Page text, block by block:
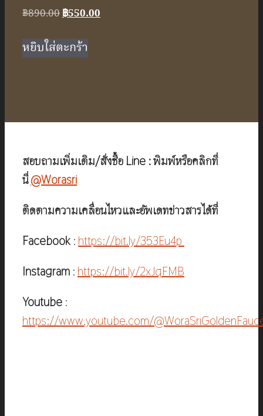
฿890.00Original
was:
฿890.00.
฿550.00
หยิบใส่ตะกร้า
สอบถามเพิ่มเติม/สั่งซื้อ Line : พิมพ์หรือคลิกที่
นี่@Worasri
ติดตามความเคลื่อนไหวและอัพเดทข่าวสารได้ที่
Facebook : https://bit.ly/353Eu4p
Instagram : https://bit.ly/2xJqFMB
Youtube :
https://www.youtube.com/